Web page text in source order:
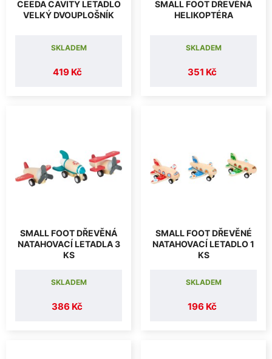
CEEDA CAVITY LETADLO
VELKÝ DVOUPLOŠNÍK
419 Kč
SKLADEM
SMALL FOOT DŘEVĚNÁ
HELIKOPTÉRA
351 Kč
SKLADEM
SMALL FOOT DŘEVĚNÁ
NATAHOVACÍ LETADLA 3
KS
386 Kč
SKLADEM
SMALL FOOT DŘEVĚNÉ
NATAHOVACÍ LETADLO 1
KS
196 Kč
SKLADEM